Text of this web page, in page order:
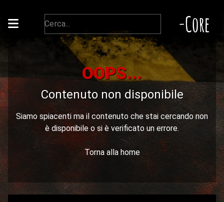
-Core
OOPS...
Contenuto non disponibile
Siamo spiacenti ma il contenuto che stai cercando non
è disponibile o si è verificato un errore.
Torna alla home